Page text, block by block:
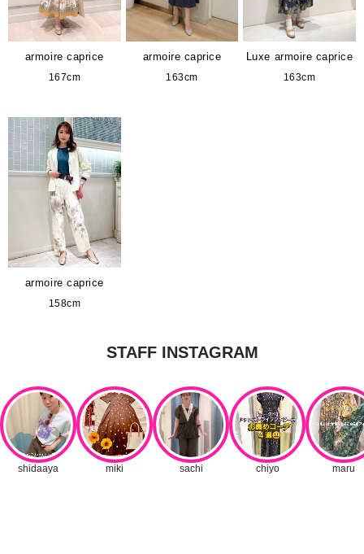
armoire caprice
167cm
armoire caprice
163cm
Luxe armoire caprice
163cm
armoire caprice
158cm